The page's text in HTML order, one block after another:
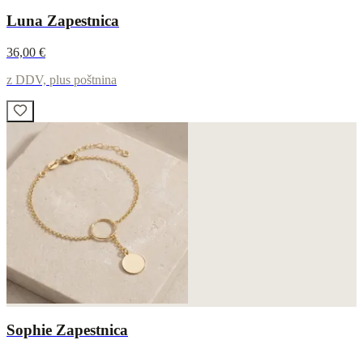
Luna Zapestnica
36,00 €
z DDV, plus poštnina
Sophie Zapestnica